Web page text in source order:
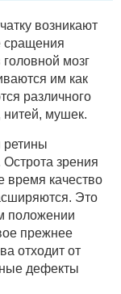
возникают
сращения
головной мозг
им как
различного
нитей, мушек.
ретины
зрения
время качество
Это
положении
прежнее
отходит от
дефекты